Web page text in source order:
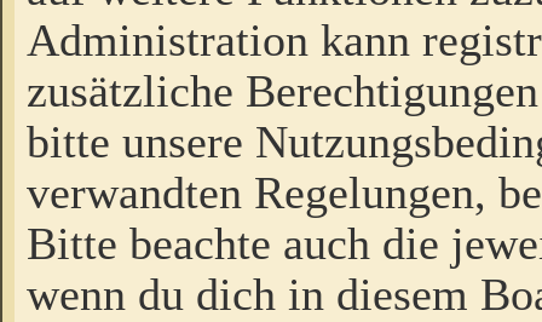
Administration kann
zusätzliche
bitte unsere
verwandten Regelungen,
Bitte beachte auch die
wenn du dich in diesem